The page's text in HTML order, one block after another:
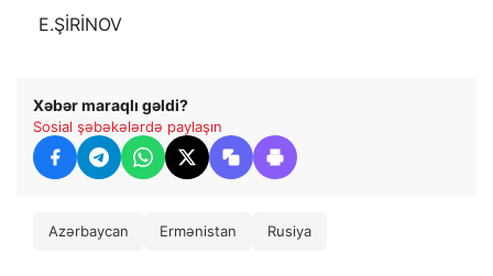
​ E.ŞİRİNOV
Xəbər maraqlı gəldi?
Sosial şəbəkələrdə paylaşın
Azərbaycan Ermənistan Rusiya